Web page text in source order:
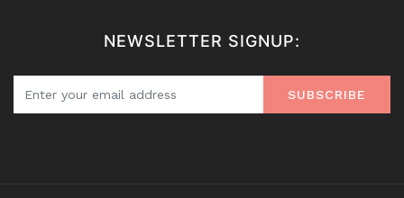
NEWSLETTER SIGNUP:
SUBSCRIBE